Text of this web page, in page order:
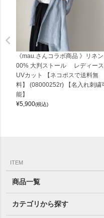
《mau.さんコラボ商品 》リネ
00% 大判ストール レディース
UVカット 【ネコポスで送料無
料】 (08000252r) 【名入れ刺繍
能】
¥5,900(税込)
ITEM
商品一覧
カテゴリから探す